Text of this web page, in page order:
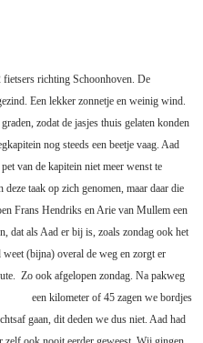
richting Schoonhoven. De
Een lekker zonnetje en weinig wind.
zodat de jasjes thuis gelaten konden
nog steeds een beetje vaag. Aad
van de kapitein niet meer wenst te
taak op zich genomen, maar daar die
Frans Hendriks en Arie van Mullem een
dat als Aad er bij is, zoals zondag ook het
(bijna) overal de weg en zorgt er
Zo ook afgelopen zondag. Na pakweg
een kilometer of 45 zagen we bordjes
gaan, dit deden we dus niet. Aad had